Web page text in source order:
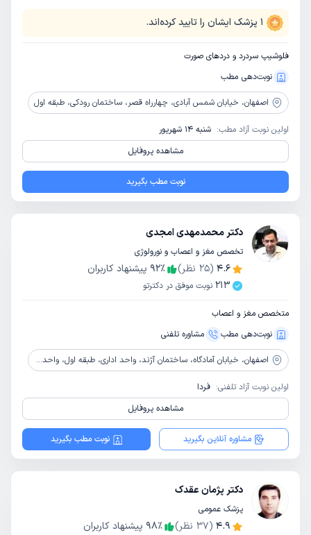
1 پزشک ایشان را تایید کرده‌اند.
فلوشیپ سردرد و دردهای صورت
نوبت‌دهی مطب
اصفهان، خیابان شمس آبادی، چهارراه قصر، ساختمان رودکی، طبقه اول
اولین نوبت آزاد مطب: شنبه 14 شهریور
مشاهده پروفایل
نوبت مطب بگیرید
دکتر محمدمهدی امجدی
تخصص مغز و اعصاب و نورولوژی
4.6
(
25 نظر) 92٪
پیشنهاد کاربران
213 نوبت موفق در دکترتو
متخصص مغز و اعصاب
نوبت‌دهی مطب
مشاوره‌ تلفنی
اصفهان، خیابان آمادگاه، ساختمان آژند، واحد اداری، طبقه اول، واحد 14
اولین نوبت آزاد تلفنی: فردا
مشاهده پروفایل
مشاوره آنلاین بگیرید نوبت مطب بگیرید
دکتر پژمان عقدک
پزشک عمومی
4.9
(
37 نظر) 98٪
پیشنهاد کاربران